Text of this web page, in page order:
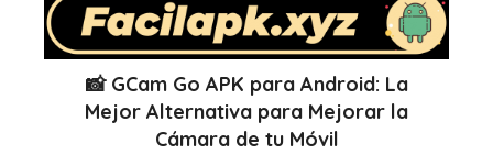
📸 GCam Go APK para Android: La
Mejor Alternativa para Mejorar la
Cámara de tu Móvil